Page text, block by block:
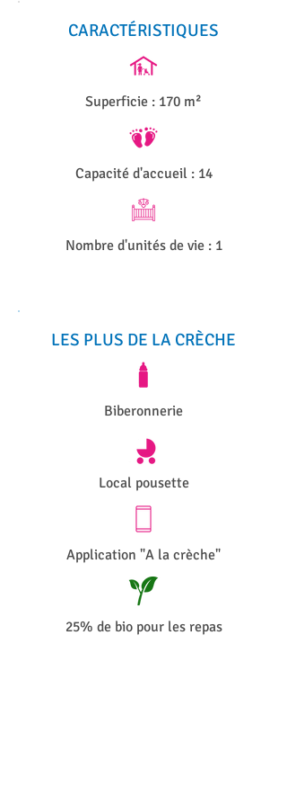
CARACTÉRISTIQUES
Superficie : 170 m²
Capacité d'accueil : 14
Nombre d'unités de vie : 1
LES PLUS DE LA CRÈCHE
Biberonnerie
Local pousette
Application "A la crèche"
25% de bio pour les repas